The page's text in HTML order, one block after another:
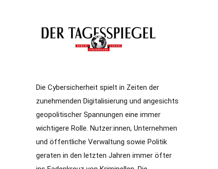
Die Cybersicherheit spielt in Zeiten der
zunehmenden Digitalisierung und angesichts
geopolitischer Spannungen eine immer
wichtigere Rolle. Nutzer:innen, Unternehmen
und öffentliche Verwaltung sowie Politik
geraten in den letzten Jahren immer öfter